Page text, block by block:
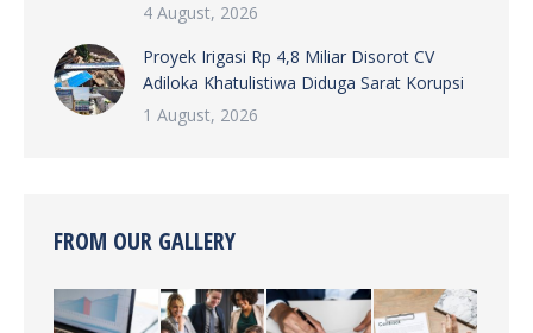
4 August, 2026
Proyek Irigasi Rp 4,8 Miliar Disorot CV
Adiloka Khatulistiwa Diduga Sarat Korupsi
1 August, 2026
FROM OUR GALLERY